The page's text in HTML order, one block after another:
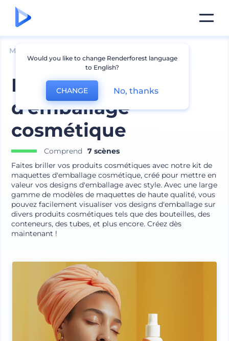
Mockups
Kit de maquette
d'emballage
cosmétique
Comprend
7 scènes
Faites briller vos produits cosmétiques avec notre kit de
maquettes d'emballage cosmétique, créé pour mettre en
valeur vos designs d'emballage avec style. Avec une large
gamme de modèles de maquettes de haute qualité, vous
pouvez facilement visualiser vos designs d'emballage sur
divers produits cosmétiques tels que des bouteilles, des
conteneurs, des tubes, et plus encore. Créez dès
maintenant !
Would you like to change Renderforest language
to English?
CHANGE No, thanks